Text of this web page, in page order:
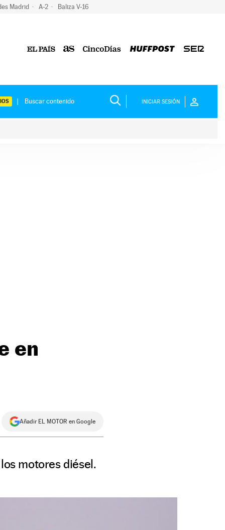
Madrid A-2 Baliza V-16
INICIAR SESIÓN
en
Añadir EL MOTOR en Google
motores diésel.